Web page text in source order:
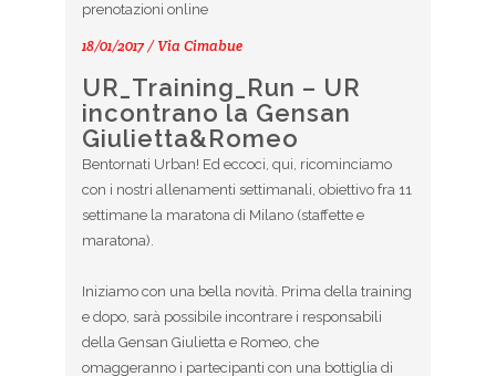
prenotazioni online
18/01/2017 / Via Cimabue
UR_Training_Run – UR
incontrano la Gensan
Giulietta&Romeo
Bentornati Urban! Ed eccoci, qui, ricominciamo
con i nostri allenamenti settimanali, obiettivo fra 11
settimane la maratona di Milano (staffette e
maratona).
Iniziamo con una bella novità. Prima della training
e dopo, sarà possibile incontrare i responsabili
della Gensan Giulietta e Romeo, che
omaggeranno i partecipanti con una bottiglia di